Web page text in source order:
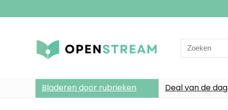
Search
for:
Bladeren door rubrieken Deal van de dag